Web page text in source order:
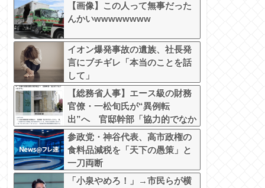
【画像】この人って無事だった
んかいwwwwwwww
イオン爆発事故の遺族、社長発
言にブチギレ「本当のことを話
して」
【総務省人事】エース級の財務
官僚・一松旬氏が“異例転
出”へ 官邸幹部「協力的でなか
ったから」
参政党・神谷代表、高市政権の
食料品減税を「天下の愚策」と
一刀両断
「小泉やめろ！」→市民らが横